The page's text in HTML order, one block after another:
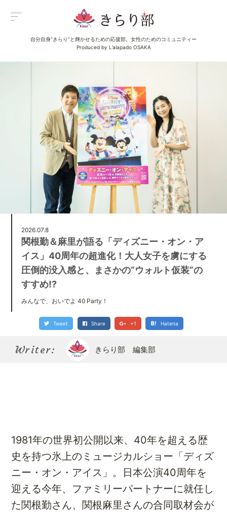
自分自身“きらり”と輝かせるための応援部。女性のためのコミュニティー
Produced by L’alapado OSAKA
2026.07.8
関根勤＆麻里が語る「ディズニー・オン・ア
イス」40周年の超進化！大人女子を虜にする
圧倒的没入感と、まさかの“ウォルト仮装”の
すすめ!?
みんなで、おいでよ 40 Party！
Tweet Share +1 Hatena
Writer: きらり部 編集部
1981年の世界初公開以来、40年を超える歴
史を持つ氷上のミュージカルショー「ディズ
ニー・オン・アイス」。日本公演40周年を
迎える今年、ファミリーパートナーに就任し
た関根勤さん、関根麻里さんの合同取材会が
Menu
新着一覧
Category イベント
Category グルメ
Category ビューティ
Category エンタメ
Category ライフ
About us きらり部女子について
Kirari bu